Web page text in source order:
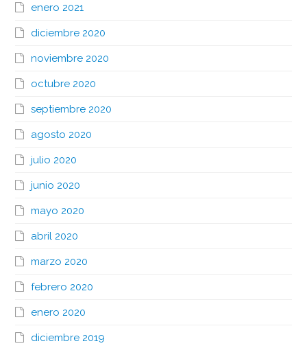
enero 2021
diciembre 2020
noviembre 2020
octubre 2020
septiembre 2020
agosto 2020
julio 2020
junio 2020
mayo 2020
abril 2020
marzo 2020
febrero 2020
enero 2020
diciembre 2019